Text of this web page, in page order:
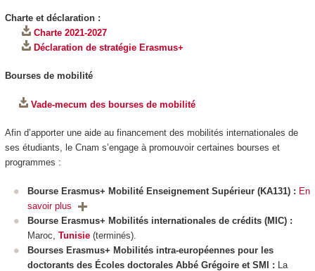
Charte et déclaration :
Charte 2021-2027
Déclaration de stratégie Erasmus+
Bourses de mobilité
Vade-mecum des bourses de mobilité
Afin d’apporter une aide au financement des mobilités internationales de
ses étudiants, le Cnam s’engage à promouvoir certaines bourses et
programmes :
Bourse Erasmus+ Mobilité Enseignement Supérieur (KA131) : En
savoir plus
Bourse Erasmus+ Mobilités internationales de crédits (MIC) :
Maroc, Tunisie (terminés).
Bourses Erasmus+ Mobilités intra-européennes pour les
doctorants des Écoles doctorales Abbé Grégoire et SMI :
La